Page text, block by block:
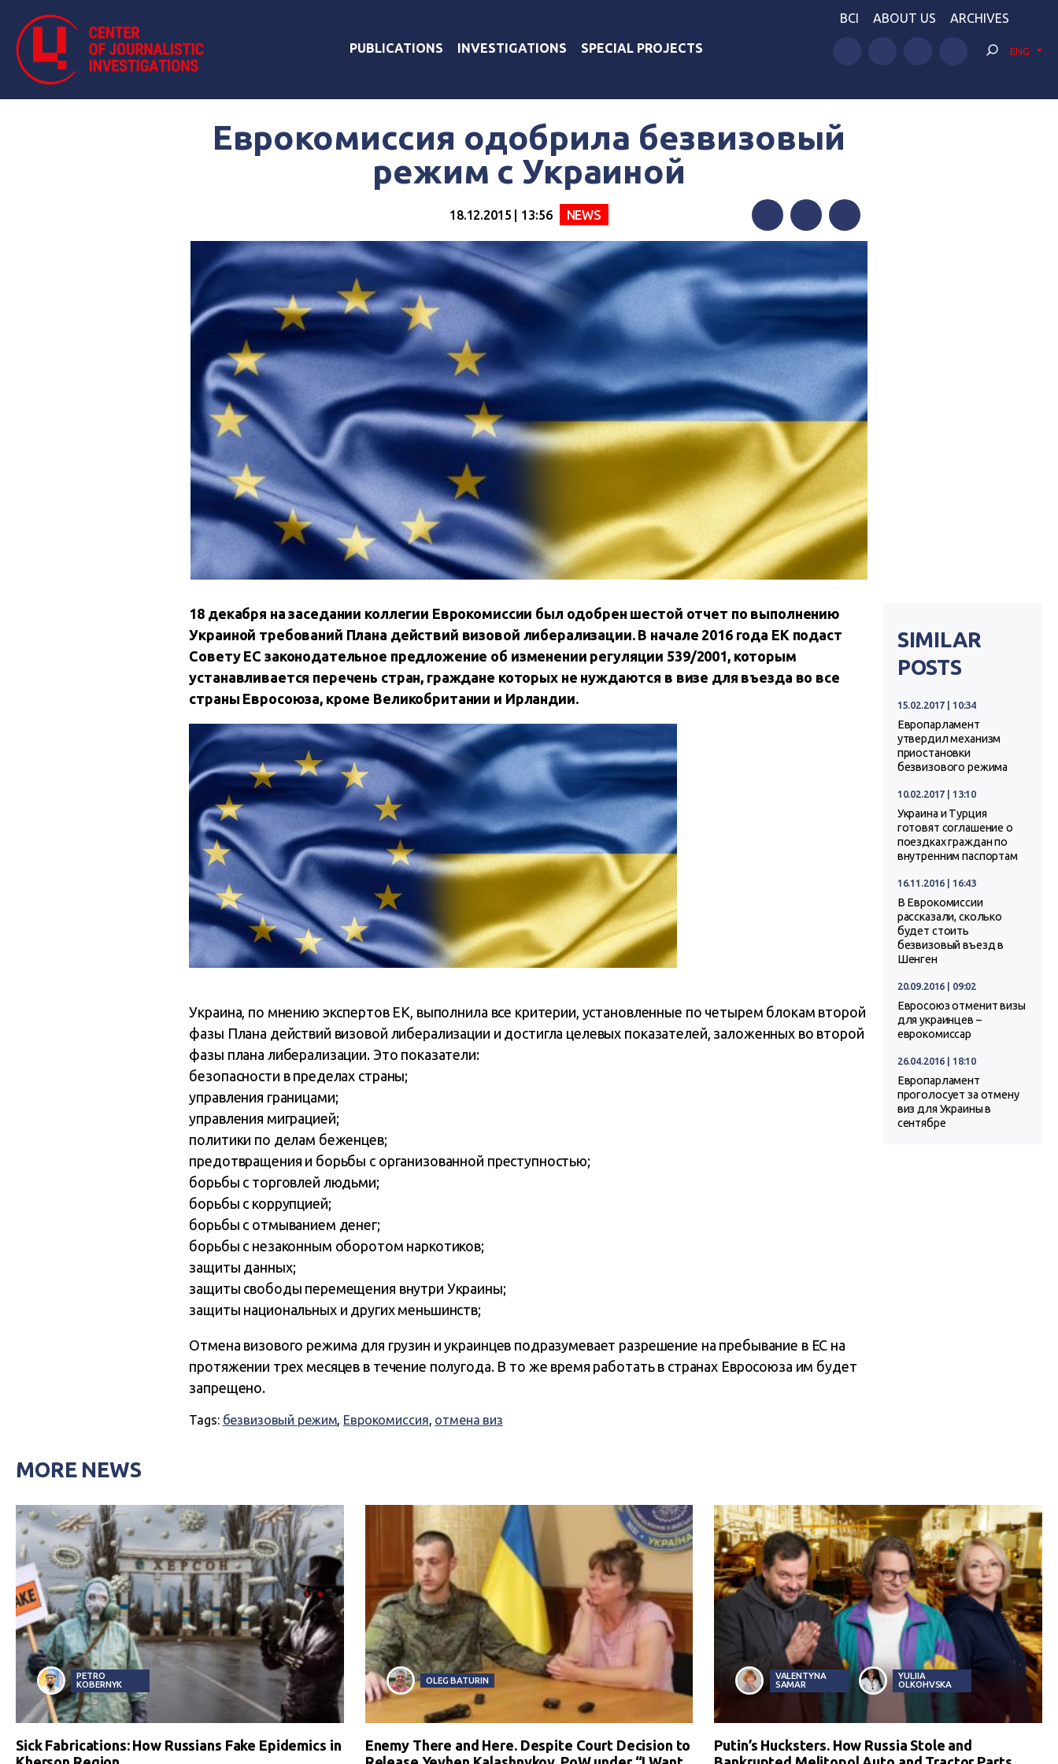
PUBLICATIONS INVESTIGATIONS SPECIAL PROJECTS
BCI ABOUT US ARCHIVES
ENG
Еврокомиссия одобрила безвизовый
режим с Украиной
18.12.2015 | 13:56 NEWS
FacebookTwitter
18 декабря на заседании коллегии Еврокомиссии был одобрен шестой отчет по выполнению
Украиной требований Плана действий визовой либерализации. В начале 2016 года ЕК подаст
Совету ЕС законодательное предложение об изменении регуляции 539/2001, которым
устанавливается перечень стран, граждане которых не нуждаются в визе для въезда во все
страны Евросоюза, кроме Великобритании и Ирландии.
Украина, по мнению экспертов ЕК, выполнила все критерии, установленные по четырем блокам второй
фазы Плана действий визовой либерализации и достигла целевых показателей, заложенных во второй
фазы плана либерализации. Это показатели:
безопасности в пределах страны;
управления границами;
управления миграцией;
политики по делам беженцев;
предотвращения и борьбы с организованной преступностью;
борьбы с торговлей людьми;
борьбы с коррупцией;
борьбы с отмыванием денег;
борьбы с незаконным оборотом наркотиков;
защиты данных;
защиты свободы перемещения внутри Украины;
защиты национальных и других меньшинств;
Отмена визового режима для грузин и украинцев подразумевает разрешение на пребывание в ЕС на
протяжении трех месяцев в течение полугода. В то же время работать в странах Евросоюза им будет
запрещено.
Tags: безвизовый режим, Еврокомиссия, отмена виз
SIMILAR
POSTS
15.02.2017 | 10:34
Европарламент
утвердил механизм
приостановки
безвизового режима
10.02.2017 | 13:10
Украина и Турция
готовят соглашение о
поездках граждан по
внутренним паспортам
16.11.2016 | 16:43
В Еврокомиссии
рассказали, сколько
будет стоить
безвизовый въезд в
Шенген
20.09.2016 | 09:02
Евросоюз отменит визы
для украинцев –
еврокомиссар
26.04.2016 | 18:10
Европарламент
проголосует за отмену
виз для Украины в
сентябре
MORE NEWS
PETRO
KOBERNYK
Sick Fabrications: How Russians Fake Epidemics in
OLEG BATURIN
Enemy There and Here. Despite Court Decision to
VALENTYNA
SAMAR
YULIIA
OLKOHVSKA
Putin’s Hucksters. How Russia Stole and